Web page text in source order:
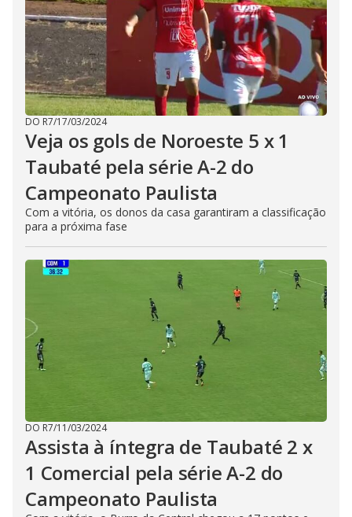
DO R7/17/03/2024
Veja os gols de Noroeste 5 x 1
Taubaté pela série A-2 do
Campeonato Paulista
Com a vitória, os donos da casa garantiram a classificação
para a próxima fase
DO R7/11/03/2024
Assista à íntegra de Taubaté 2 x
1 Comercial pela série A-2 do
Campeonato Paulista